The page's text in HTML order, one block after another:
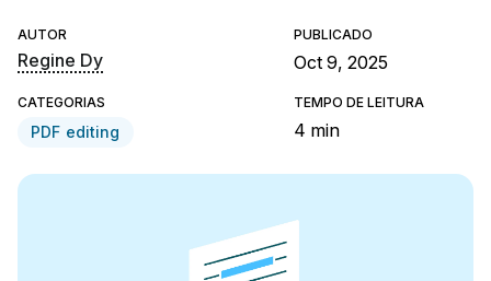
AUTOR
Regine Dy
PUBLICADO
Oct 9, 2025
CATEGORIAS
PDF editing
TEMPO DE LEITURA
4 min